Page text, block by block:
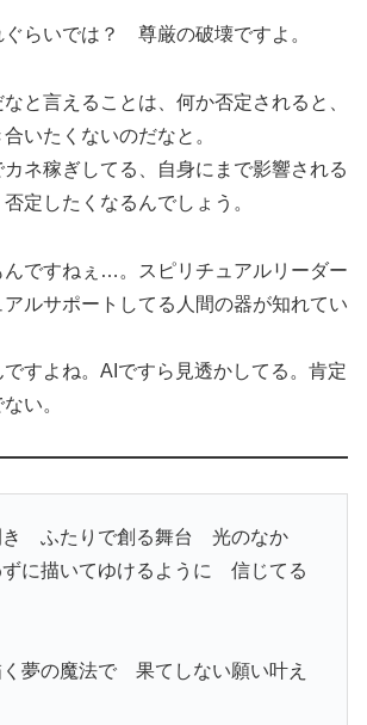
ぐらいでは？ 尊厳の破壊ですよ。
と言えることは、何か否定されると、
いたくないのだなと。
ネ稼ぎしてる、自身にまで影響される
定したくなるんでしょう。
んですねぇ…。スピリチュアルリーダー
ルサポートしてる人間の器が知れてい
すよね。AIですら見透かしてる。肯定
い。
き ふたりで創る舞台 光のなか
に描いてゆけるように 信じてる
夢の魔法で 果てしない願い叶え